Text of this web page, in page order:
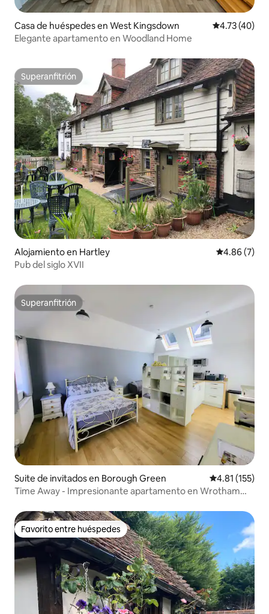
Casa de huéspedes en West Kingsdown Calificación
4.73 (40)
Elegante apartamento en Woodland Home
Superanfitrión
Superanfitrión
Alojamiento en Hartley Calificación
4.86 (7)
Pub del siglo XVII
Superanfitrión
Superanfitrión
Suite de invitados en Borough Green Calificación
4.81 (155)
Time Away - Impresionante apartamento en Wrotham
Favorito entre huéspedes
Favorito entre huéspedes